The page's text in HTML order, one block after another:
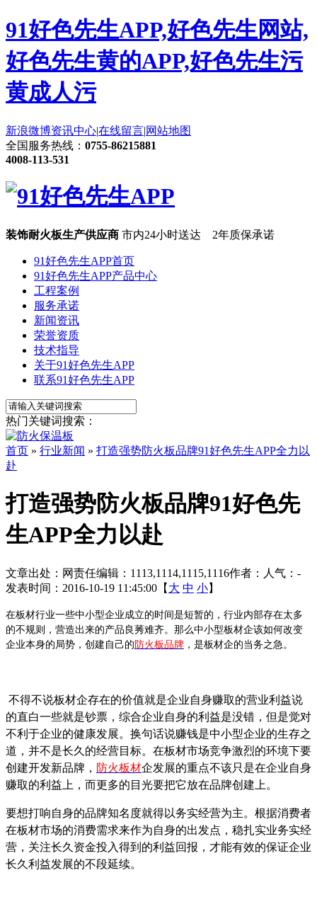
91好色先生APP,好色先生网站,
好色先生黄的APP,好色先生污
黄成人污
新浪微博资讯中心|在线留言|网站地图
全国服务热线： 0755-86215881
4008-113-531
装饰耐火板生产供应商 市内24小时送达 2年质保承诺
91好色先生APP首页
91好色先生APP产品中心
工程案例
服务承诺
新闻资讯
荣誉资质
技术指导
关于91好色先生APP
联系91好色先生APP
热门关键词搜索：
首页 » 行业新闻 » 打造强势防火板品牌91好色先生APP全力以
赴
打造强势防火板品牌91好色先
生APP全力以赴
文章出处： 网责任编辑：1113,1114,1115,1116作者： 人气： -
发表时间：2016-10-19 11:45:00【 大 中 小】
在板材行业一些中小型企业成立的时间是短暂的，行业内部存在太多
的不规则，营造出来的产品良莠难齐。那么中小型板材企该如何改变
企业本身的局势，创建自己的防火板品牌 ，是板材企的当务之急。
不得不说板材企存在的价值就是企业自身赚取的营业利益说
的直白一些就是钞票，综合企业自身的利益是没错，但是觉对
不利于企业的健康发展。换句话说赚钱是中小型企业的生存之
道，并不是长久的经营目标。在板材市场竞争激烈的环境下要
创建开发新品牌， 防火板材企发展的重点不该只是在企业自身
赚取的利益上，而更多的目光要把它放在品牌创建上。
要想打响自身的品牌知名度就得以务实经营为主。根据消费者
在板材市场的消费需求来作为自身的出发点，稳扎实业务实经
营，关注长久资金投入得到的利益回报，才能有效的保证企业
长久利益发展的不段延续。